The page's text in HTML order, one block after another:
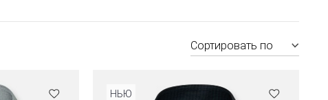
Сортировать по
НЬЮ